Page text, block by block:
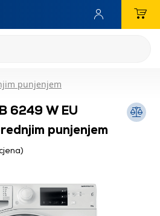
punjenjem
6249 W EU
punjenjem